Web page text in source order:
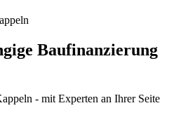
Baufinanzierung
- mit Experten an Ihrer Seite